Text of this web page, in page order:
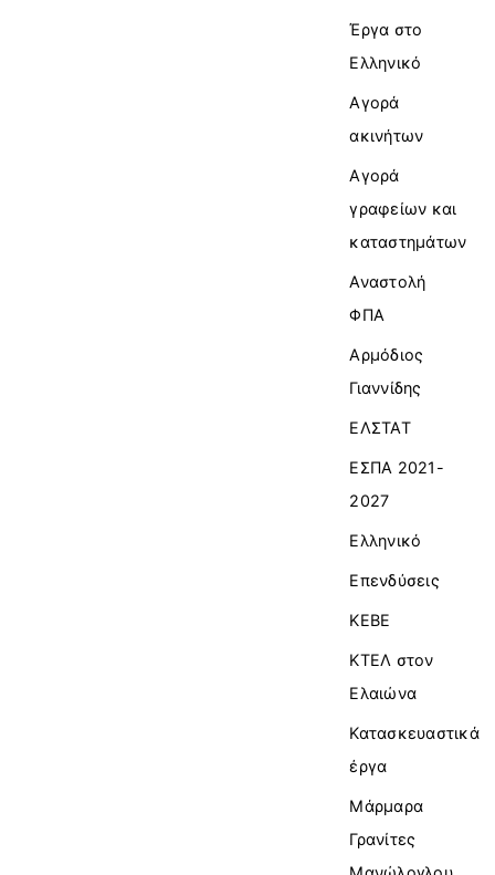
Έργα στο
Ελληνικό
Αγορά
ακινήτων
Αγορά
γραφείων και
καταστημάτων
Αναστολή
ΦΠΑ
Αρμόδιος
Γιαννίδης
ΕΛΣΤΑΤ
ΕΣΠΑ 2021-
2027
Ελληνικό
Επενδύσεις
ΚΕΒΕ
ΚΤΕΛ στον
Ελαιώνα
Κατασκευαστικά
έργα
Μάρμαρα
Γρανίτες